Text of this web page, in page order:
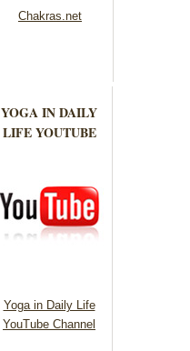
Chakras.net
YOGA IN DAILY
LIFE YOUTUBE
Yoga in Daily Life
YouTube Channel